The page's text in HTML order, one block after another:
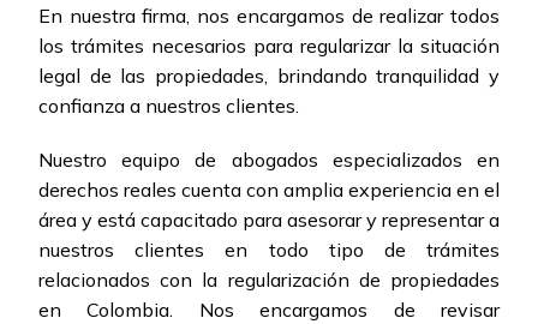
En nuestra firma, nos encargamos de realizar todos
los trámites necesarios para regularizar la situación
legal de las propiedades, brindando tranquilidad y
confianza a nuestros clientes.
Nuestro equipo de abogados especializados en
derechos reales cuenta con amplia experiencia en el
área y está capacitado para asesorar y representar a
nuestros clientes en todo tipo de trámites
relacionados con la regularización de propiedades
en Colombia. Nos encargamos de revisar